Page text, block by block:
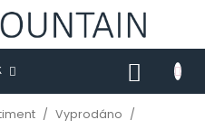
KOŠÍK
/ Vyprodáno /